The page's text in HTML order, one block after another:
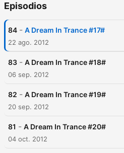
Episodios
84 - A Dream In Trance #17#
22 ago. 2012
83 - A Dream In Trance #18#
06 sep. 2012
82 - A Dream In Trance #19#
20 sep. 2012
81 - A Dream In Trance #20#
04 oct. 2012